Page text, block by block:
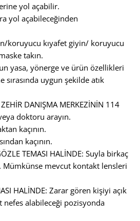
yol açabilir.
yol açabileceğinden
koruyucu kıyafet giyin/ koruyucu
takın.
yasa, yönerge ve ürün özellikleri
uygun şekilde atık
DANIŞMA MERKEZİNİN 114
doktoru arayın.
kaçının.
kaçının.
TEMASI HALİNDE: Suyla birkaç
Mümkünse mevcut kontakt lensleri
HALİNDE: Zarar gören kişiyi açık
nefes alabileceği pozisyonda